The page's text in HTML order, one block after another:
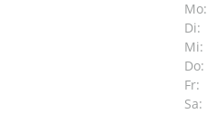
Mo:
Di:
Mi:
Do:
Fr:
Sa: